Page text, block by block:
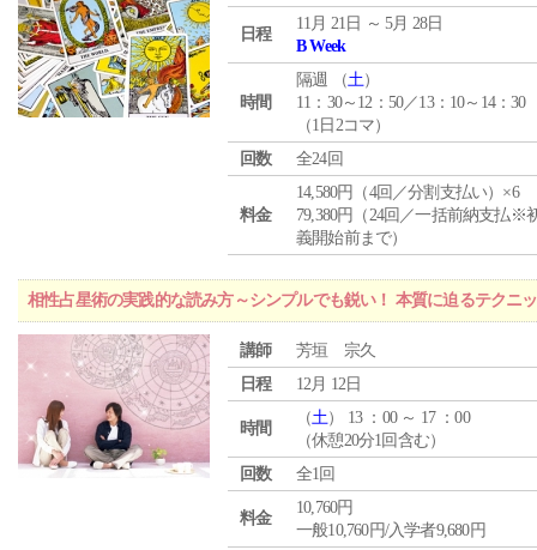
日程
11月 21日 ～ 5月 28日
B Week
時間
隔週 （土）
11：30～12：50／13：10～14：30
（1日2コマ）
回数
全24回
料金
14,580円（4回／分割支払い）×6
79,380円（24回／一括前納支払※
義開始前まで）
相性占星術の実践的な読み方～シンプルでも鋭い！ 本質に迫るテクニ
講師
芳垣 宗久
日程
12月 12日
時間
（土） 13 ：00 ～ 17 ：00
（休憩20分1回含む）
回数
全1回
料金
10,760円
一般10,760円/入学者9,680円